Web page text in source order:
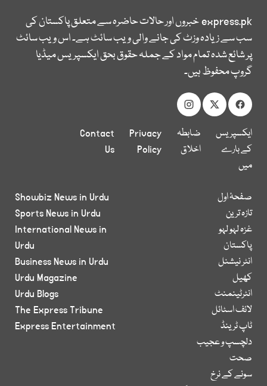
express.pkخبروں اور حالات حاضرہ سے متعلق پاکستان کی
سب سے زیادہ وزٹ کی جانے والی ویب سائٹ ہے۔ اس ویب سائٹ
پر شائع شدہ تمام مواد کے جملہ حقوق بحق ایکسپریس میڈیا
گروپ محفوظ ہیں۔
ایکسپریس
کے بارے
میں
ضابطہ
اخلاق
Privacy
Policy
Contact
Us
صفحۂ اول
تازہ ترین
غزہ لہو لہو
پاکستان
انٹر نیشنل
کھیل
انٹرٹینمنٹ
لائف اسٹائل
ٹاپ ٹرینڈ
دلچسپ و عجیب
صحت
سونے کے نرخ
Showbiz News in Urdu
Sports News in Urdu
International News in
Urdu
Business News in Urdu
Urdu Magazine
Urdu Blogs
The Express Tribune
Express Entertainment